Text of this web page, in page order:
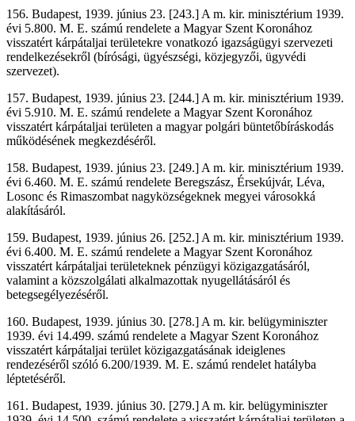
156. Budapest, 1939. június 23. [243.] A m. kir. minisztérium 1939.
évi 5.800. M. E. számú rendelete a Magyar Szent Koronához
visszatért kárpátaljai területekre vonatkozó igazságügyi szervezeti
rendelkezésekről (bírósági, ügyészségi, közjegyzői, ügyvédi
szervezet).
157. Budapest, 1939. június 23. [244.] A m. kir. minisztérium 1939.
évi 5.910. M. E. számú rendelete a Magyar Szent Koronához
visszatért kárpátaljai területen a magyar polgári büntetőbíráskodás
működésének megkezdéséről.
158. Budapest, 1939. június 23. [249.] A m. kir. minisztérium 1939.
évi 6.460. M. E. számú rendelete Beregszász, Érsekújvár, Léva,
Losonc és Rimaszombat nagyközségeknek megyei városokká
alakításáról.
159. Budapest, 1939. június 26. [252.] A m. kir. minisztérium 1939.
évi 6.400. M. E. számú rendelete a Magyar Szent Koronához
visszatért kárpátaljai területeknek pénzügyi közigazgatásáról,
valamint a közszolgálati alkalmazottak nyugellátásáról és
betegsegélyezéséről.
160. Budapest, 1939. június 30. [278.] A m. kir. belügyminiszter
1939. évi 14.499. számú rendelete a Magyar Szent Koronához
visszatért kárpátaljai terület közigazgatásának ideiglenes
rendezéséről szóló 6.200/1939. M. E. számú rendelet hatályba
léptetéséről.
161. Budapest, 1939. június 30. [279.] A m. kir. belügyminiszter